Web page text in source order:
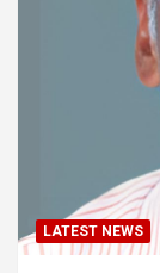
LATEST NEWS